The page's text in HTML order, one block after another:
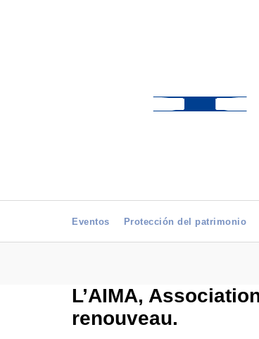
Eventos Protección del patrimonio
L’AIMA,
renouveau.